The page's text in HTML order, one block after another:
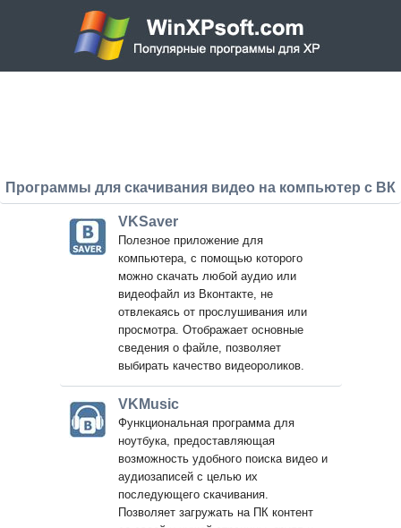
Программы для скачивания видео на компьютер с ВК
VKSaver
Полезное приложение для
компьютера, с помощью которого
можно скачать любой аудио или
видеофайл из Вконтакте, не
отвлекаясь от прослушивания или
просмотра. Отображает основные
сведения о файле, позволяет
выбирать качество видеороликов.
VKMusic
Функциональная программа для
ноутбука, предоставляющая
возможность удобного поиска видео и
аудиозаписей с целью их
последующего скачивания.
Позволяет загружать на ПК контент